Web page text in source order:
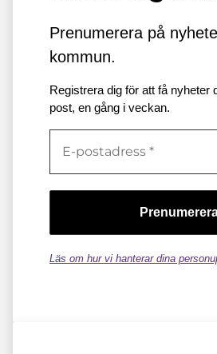
Prenumerera på
kommun.
Registrera dig för att få nyheter
post, en gång i veckan.
Läs om hur vi hanterar dina